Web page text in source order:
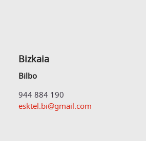
Bizkaia
Bilbo
944 884 190
esktel.bi@gmail.com